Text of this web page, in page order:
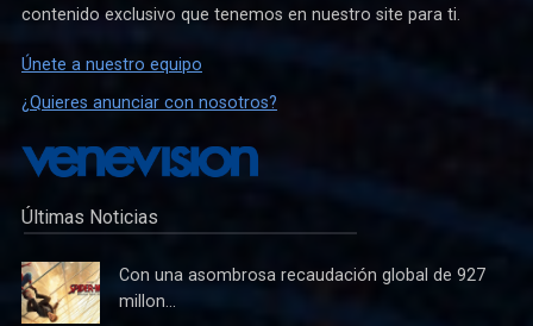
contenido exclusivo que tenemos en nuestro site para ti.
Únete a nuestro equipo
¿Quieres anunciar con nosotros?
Últimas Noticias
Con una asombrosa recaudación global de 927
millon...